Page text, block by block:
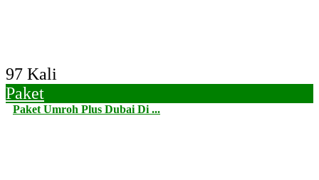
97 Kali
Paket
Paket Umroh Plus Dubai Di ...